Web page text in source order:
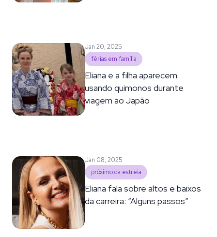
Jan 20, 2025
férias em família
Eliana e a filha aparecem
usando quimonos durante
viagem ao Japão
Jan 08, 2025
próximo da estreia
Eliana fala sobre altos e baixos
da carreira: “Alguns passos”